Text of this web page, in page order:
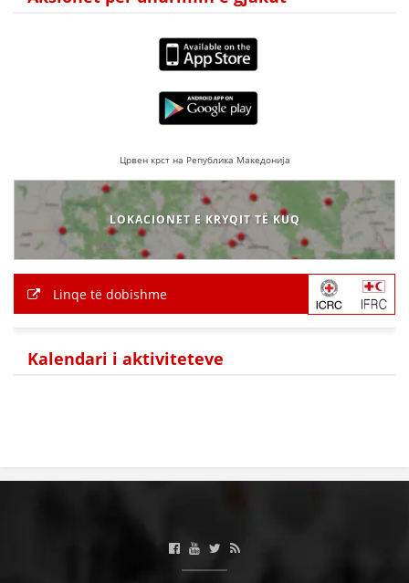
Црвен крст на Република Македонија
LOKACIONET E KRYQIT TË KUQ
Linqe të dobishme
Kalendari i aktiviteteve